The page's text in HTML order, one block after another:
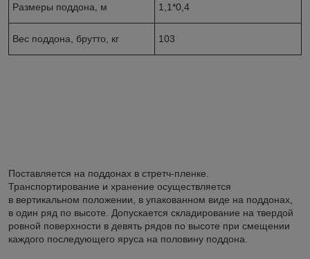
Размеры поддона, м 1,1*0,4
Вес поддона, брутто, кг 103
Поставляется на поддонах в стретч-пленке.
Транспортирование и хранение осуществляется
в вертикальном положении, в упакованном виде на поддонах,
в один ряд по высоте. Допускается складирование на твердой
ровной поверхности в девять рядов по высоте при смещении
каждого последующего яруса на половину поддона.